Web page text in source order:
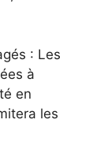
: Les
à
en
les